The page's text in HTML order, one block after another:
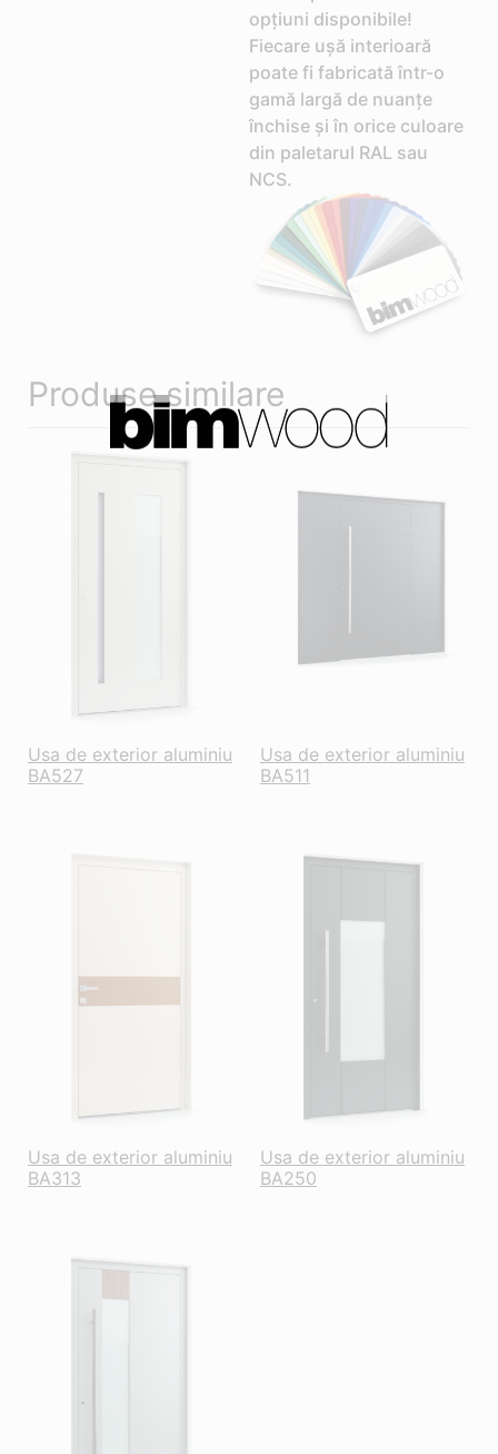
opțiuni disponibile!
Fiecare ușă interioară
poate fi fabricată într-o
gamă largă de nuanțe
închise și în orice culoare
din paletarul RAL sau
NCS.
Produse similare
Usa de exterior aluminiu
BA527
Usa de exterior aluminiu
BA511
Usa de exterior aluminiu
BA313
Usa de exterior aluminiu
BA250